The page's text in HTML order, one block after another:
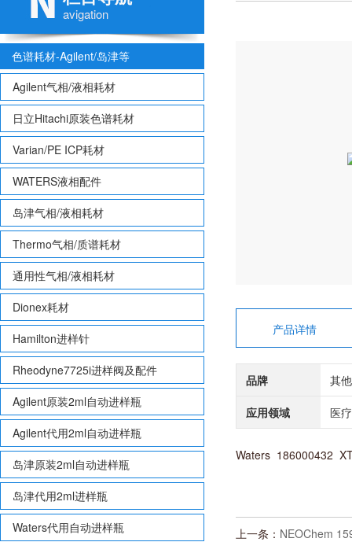
avigation
色谱耗材-Agilent/岛津等
Agilent气相/液相耗材
日立Hitachi原装色谱耗材
Varian/PE ICP耗材
WATERS液相配件
岛津气相/液相耗材
Thermo气相/质谱耗材
通用性气相/液相耗材
Dionex耗材
Hamilton进样针
Rheodyne7725i进样阀及配件
Agilent原装2ml自动进样瓶
Agilent代用2ml自动进样瓶
岛津原装2ml自动进样瓶
岛津代用2ml进样瓶
Waters代用自动进样瓶
产品详情
品牌 其
应用领域 医
Waters 186000432
上一条： NEOChem